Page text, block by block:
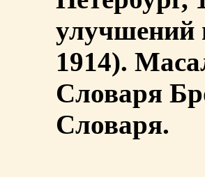
улучшений
1914).
Словаря
Словаря.